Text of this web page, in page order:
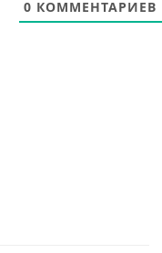
0 КОММЕНТАРИЕВ